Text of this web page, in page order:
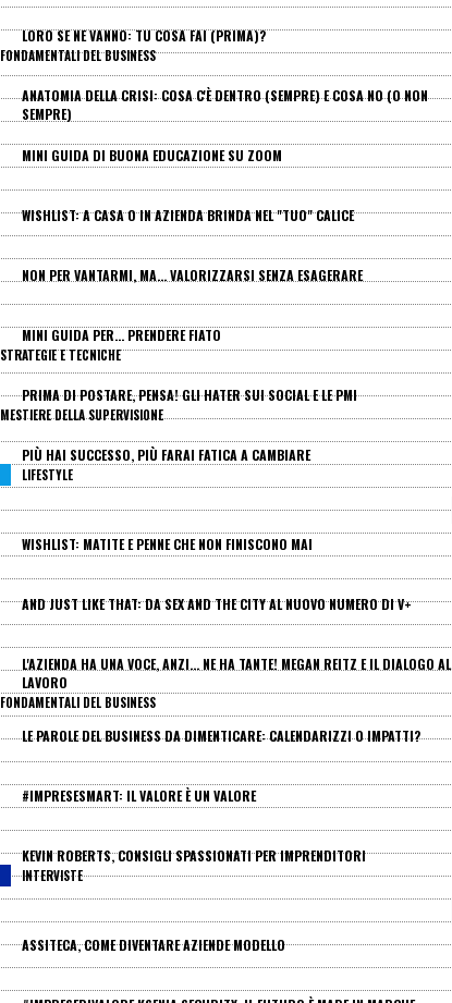
LORO SE NE VANNO: TU COSA FAI (PRIMA)?
FONDAMENTALI DEL BUSINESS
ANATOMIA DELLA CRISI: COSA C'È DENTRO (SEMPRE) E COSA NO (O NON
SEMPRE)
MINI GUIDA DI BUONA EDUCAZIONE SU ZOOM
WISHLIST: A CASA O IN AZIENDA BRINDA NEL "TUO" CALICE
NON PER VANTARMI, MA... VALORIZZARSI SENZA ESAGERARE
MINI GUIDA PER... PRENDERE FIATO
STRATEGIE E TECNICHE
PRIMA DI POSTARE, PENSA! GLI HATER SUI SOCIAL E LE PMI
MESTIERE DELLA SUPERVISIONE
PIÙ HAI SUCCESSO, PIÙ FARAI FATICA A CAMBIARE
LIFESTYLE
WISHLIST: MATITE E PENNE CHE NON FINISCONO MAI
AND JUST LIKE THAT: DA SEX AND THE CITY AL NUOVO NUMERO DI V+
L'AZIENDA HA UNA VOCE, ANZI... NE HA TANTE! MEGAN REITZ E IL DIALOGO AL
LAVORO
FONDAMENTALI DEL BUSINESS
LE PAROLE DEL BUSINESS DA DIMENTICARE: CALENDARIZZI O IMPATTI?
#IMPRESESMART: IL VALORE È UN VALORE
KEVIN ROBERTS, CONSIGLI SPASSIONATI PER IMPRENDITORI
INTERVISTE
ASSITECA, COME DIVENTARE AZIENDE MODELLO